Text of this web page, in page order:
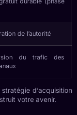
de l’autorité
du trafic des
d’acquisition
votre avenir.